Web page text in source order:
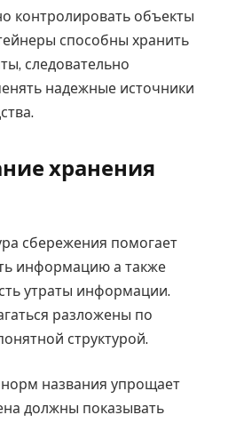
контролировать объекты
способны хранить
следовательно
надежные источники
хранения
сбережения помогает
информацию а также
утраты информации.
разложены по
структурой.
названия упрощает
должны показывать